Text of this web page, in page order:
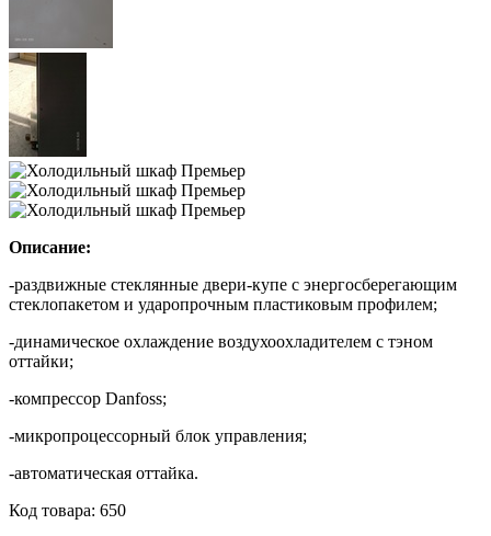
Описание:
-раздвижные стеклянные двери-купе с энергосберегающим
стеклопакетом и ударопрочным пластиковым профилем;
-динамическое охлаждение воздухоохладителем с тэном
оттайки;
-компрессор Danfoss;
-микропроцессорный блок управления;
-автоматическая оттайка.
Код товара: 650